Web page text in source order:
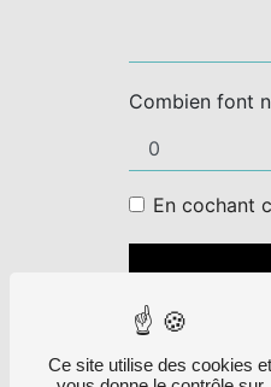
Combien font
En cochant
** Les données
sous-traitants
d’accès, de
Ce site utilise des cookies et